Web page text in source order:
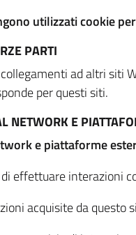
utilizzati cookie
PARTI
ad altri siti
per questi siti.
NETWORK E
e piattaforme
effettuare interazioni
acquisite da